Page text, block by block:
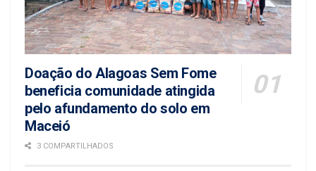
Doação do Alagoas Sem Fome
beneficia comunidade atingida
pelo afundamento do solo em
Maceió
3 COMPARTILHADOS